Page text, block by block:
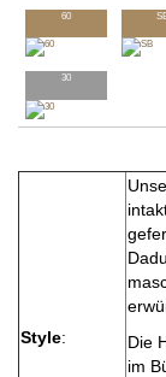
60
30
Style:
Die
im